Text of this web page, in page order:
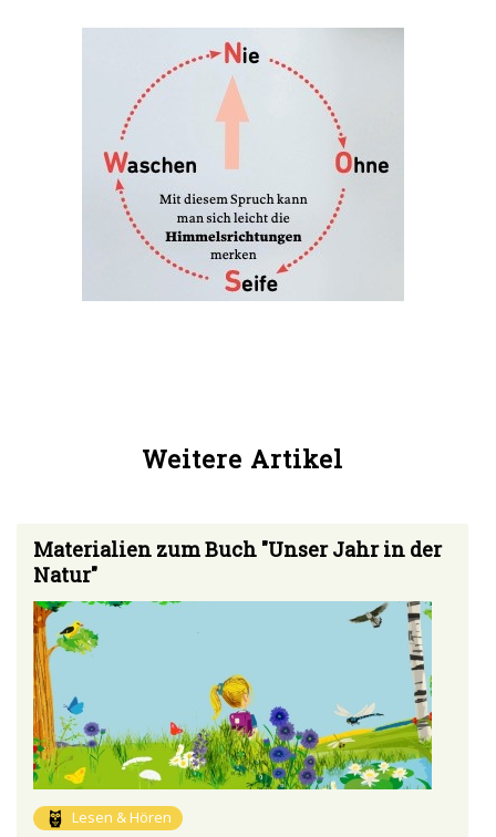
Weitere Artikel
Materialien zum Buch "Unser Jahr in der
Natur"
Lesen & Hören